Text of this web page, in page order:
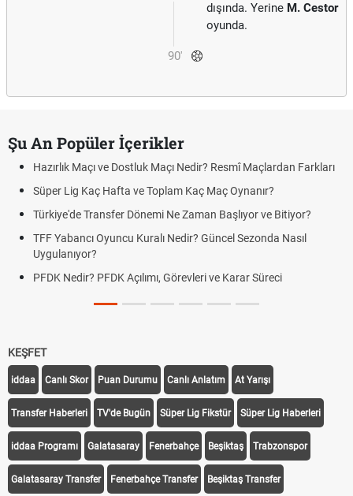
dışında. Yerine M. Cestor
oyunda.
90'
Şu An Popüler İçerikler
Hazırlık Maçı ve Dostluk Maçı Nedir? Resmî Maçlardan Farkları
Süper Lig Kaç Hafta ve Toplam Kaç Maç Oynanır?
Türkiye'de Transfer Dönemi Ne Zaman Başlıyor ve Bitiyor?
TFF Yabancı Oyuncu Kuralı Nedir? Güncel Sezonda Nasıl
Uygulanıyor?
PFDK Nedir? PFDK Açılımı, Görevleri ve Karar Süreci
KEŞFET
iddaa Canlı Skor Puan Durumu Canlı Anlatım At Yarışı
Transfer Haberleri TV'de Bugün Süper Lig Fikstür Süper Lig Haberleri
iddaa Programı Galatasaray Fenerbahçe Beşiktaş Trabzonspor
Galatasaray Transfer Fenerbahçe Transfer Beşiktaş Transfer